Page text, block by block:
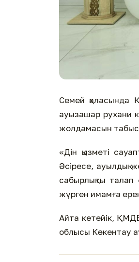
Семей қаласында
ауызашар рухани
жолдамасын
«Дін қызметі
Әсіресе, ауылдық
сабырлықты талап
жүрген имамға
Айта кетейік,
облысы Көкентау